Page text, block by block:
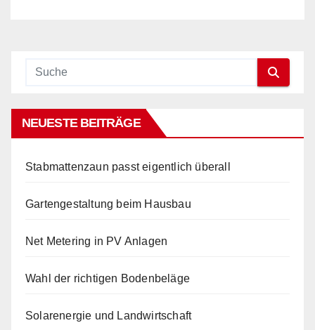
NEUESTE BEITRÄGE
Stabmattenzaun passt eigentlich überall
Gartengestaltung beim Hausbau
Net Metering in PV Anlagen
Wahl der richtigen Bodenbeläge
Solarenergie und Landwirtschaft